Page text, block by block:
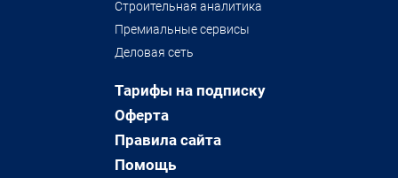
Строительная аналитика
Премиальные сервисы
Деловая сеть
Тарифы на подписку
Оферта
Правила сайта
Помощь